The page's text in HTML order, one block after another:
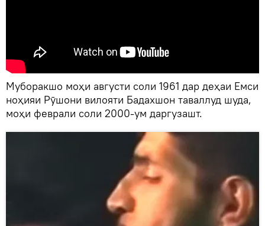
Муборакшо моҳи августи соли 1961 дар деҳаи Емси
ноҳияи Рӯшони вилояти Бадахшон таваллуд шуда,
моҳи феврали соли 2000-ум даргузашт.